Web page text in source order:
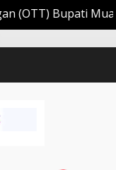
Enim Edison